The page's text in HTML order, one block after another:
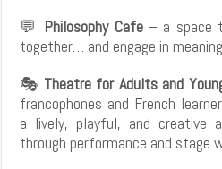
💬 Philosophy Cafe– a space
together… and engage in
🎭 Theatre for Adults and
francophones and French
a lively, playful, and creative
through performance and stage